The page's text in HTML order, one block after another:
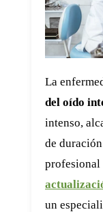
La
del oído
intenso,
de
profesional
un